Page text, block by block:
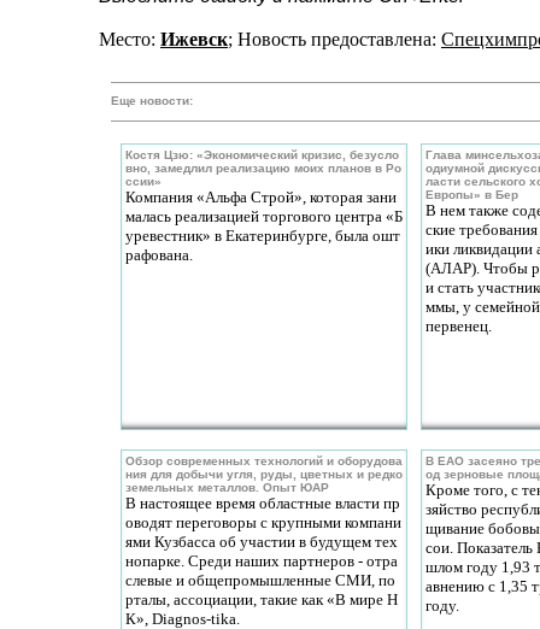
Место: Ижевск; Новость предоставлена:
Еще новости:
Костя Цзю: «Экономический кризис, безусло
вно, замедлил реализацию моих планов в Ро
ссии»
Компания «Альфа Строй», которая зани
малась реализацией торгового центра «Б
уревестник» в Екатеринбурге, была ошт
рафована.
Глава
одиумной
ласти сельского
Европы» в Бер
В нем также
ские
ики
(АЛАР). Чтобы
и стать
ммы, у
первенец.
Обзор современных технологий и оборудова
ния для добычи угля, руды, цветных и редко
земельных металлов. Опыт ЮАР
В настоящее время областные власти пр
оводят переговоры с крупными компани
ями Кузбасса об участии в будущем тех
нопарке. Среди наших партнеров - отра
слевые и общепромышленные СМИ, по
рталы, ассоциации, такие как «В мире Н
К», Diagnos-tika.
В ЕАО засеяно
од зерновые
Кроме того, с
зяйство
щивание
сои.
шлом году 1,93
авнению с 1,35
году.